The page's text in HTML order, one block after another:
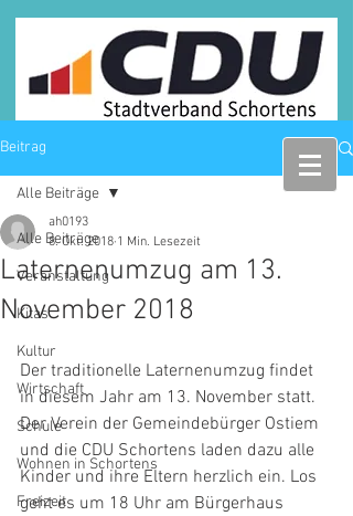
Beitrag
Alle Beiträge
Veranstaltung
Kitas
Kultur
Wirtschaft
Schule
Wohnen in Schortens
Freizeit
Alle Beiträge
Laternenumzug am 13.
November 2018
ah0193
8. Okt. 2018 1 Min. Lesezeit
Der traditionelle Laternenumzug findet
in diesem Jahr am 13. November statt.
Der Verein der Gemeindebürger Ostiem
und die CDU Schortens laden dazu alle
Kinder und ihre Eltern herzlich ein. Los
geht es um 18 Uhr am Bürgerhaus